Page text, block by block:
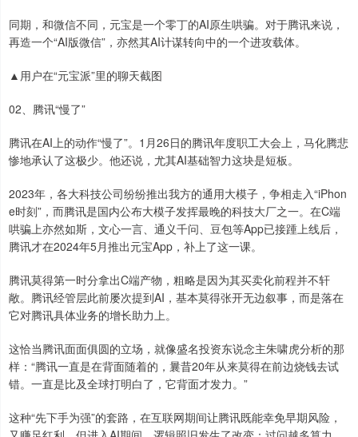
同期，和微信不同，元宝是一个零丁的AI原生哄骗。对于腾讯来说，
再造一个“AI版微信”，亦然其AI计谋转向中的一个进攻载体。
▲用户在“元宝派”里的聊天截图
02、腾讯“慢了”
腾讯在AI上的动作“慢了”。1月26日的腾讯年度职工大会上，马化腾悲
惨地承认了这极少。他还说，尤其AI基础智力这块是短板。
2023年，各大科技公司纷纷推出我方的通用大模子，争相走入“iPhon
e时刻”，而腾讯是国内公布大模子发挥最晚的科技大厂之一。在C端
哄骗上亦然如斯，文心一言、通义千问、豆包等App已接踵上线后，
腾讯才在2024年5月推出元宝App，补上了这一课。
腾讯莫得第一时分拿出C端产物，粗略是因为其买卖化前程并不轩
敞。腾讯经管层此前屡次提到AI，基本莫得张开无边叙事，而是落在
它对腾讯具体业务的增长助力上。
这恰当腾讯面面俱圆的立场，就像盛名投资东说念主朱啸虎分析的那
样：“腾讯一直是在背面随着的，曩昔20年从来莫得在前边烧钱去试
错。一直是比及全球打明白了，它背面才发力。”
这种“先下手为强”的套路，在互联网期间让腾讯既能幸免早期风险，